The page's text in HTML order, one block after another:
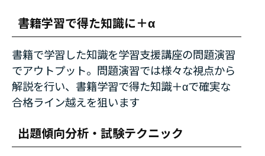
書籍学習で得た知識に＋α
書籍で学習した知識を学習支援講座の問題演習
でアウトプット。問題演習では様々な視点から
解説を行い、書籍学習で得た知識＋αで確実な
合格ライン越えを狙います
出題傾向分析・試験テクニック